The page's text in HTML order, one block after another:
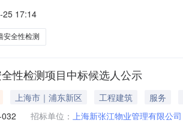
门本招标项目的监督部门为招标人纪检监督
电子
25 17:14
安全性检测
性检测项目中标候选人公示
上海市｜浦东新区 工程建筑
服务
招标单位： 上海新张江物业管理有限公司